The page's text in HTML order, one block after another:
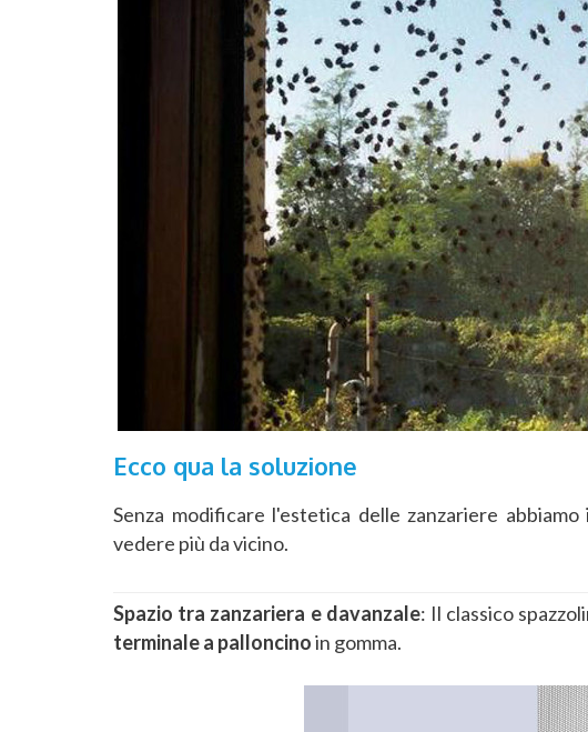
Ecco qua la soluzione
Senza modificare l'estetica delle zanzariere
vedere più da vicino.
Spazio tra zanzariera e davanzale: Il classico
terminale a palloncinoin gomma.